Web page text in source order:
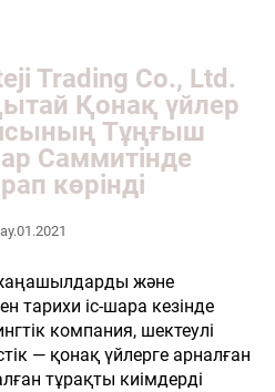
Trading Co., Ltd.
Қонақ үйлер
Тұңғыш
Саммитінде
көрінді
жаңашылдарды және
тарихи іс-шара кезінде
компания, шектеулі
— қонақ үйлерге арналған
тұрақты киімдерді